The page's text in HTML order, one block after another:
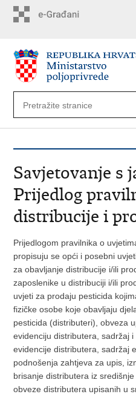
Savjetovanje s
Prijedlog
distribucije i
Prijedlogom pravilnika o
propisuju se opći i posebni
za obavljanje distribucije i/ili
zaposlenike u distribuciji i/ili
uvjeti za prodaju pesticida
fizičke osobe koje obavljaju
pesticida (distributeri), obveza
evidenciju distributera, sadržaj
evidencije distributera, sadržaj
podnošenja zahtjeva za upis,
brisanje distributera iz
obveze distributera upisanih u